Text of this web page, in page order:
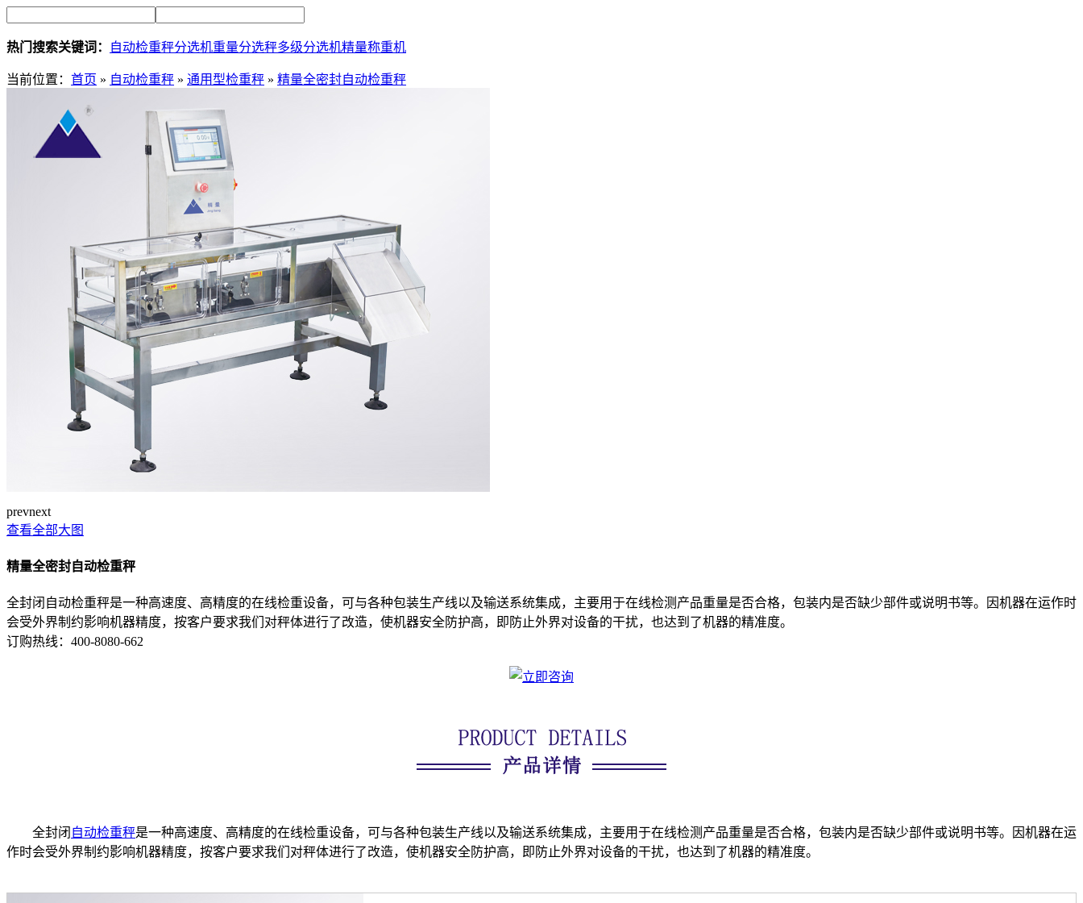
热门搜索关键词： 自动检重秤分选机重量分选秤多级分选机精量称重机
当前位置： 首页 » 自动检重秤 » 通用型检重秤 » 精量全密封自动检重秤
prevnext
查看全部大图
精量全密封自动检重秤
全封闭自动检重秤是一种高速度、高精度的在线检重设备，可与各种包装生产线以及输送系统集成，主要用于在线检测产品重量是否合格，包装内是否缺少部件或说明书等。因机器在运作时
会受外界制约影响机器精度，按客户要求我们对秤体进行了改造，使机器安全防护高，即防止外界对设备的干扰，也达到了机器的精准度。
订购热线： 400-8080-662
全封闭 自动检重秤是一种高速度、高精度的在线检重设备，可与各种包装生产线以及输送系统集成，主要用于在线检测产品重量是否合格，包装内是否缺少部件或说明书等。因机器在运
作时会受外界制约影响机器精度，按客户要求我们对秤体进行了改造，使机器安全防护高，即防止外界对设备的干扰，也达到了机器的精准度。